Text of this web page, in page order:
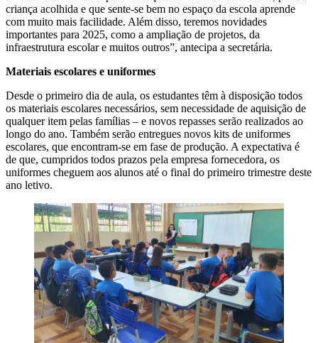
criança acolhida e que sente-se bem no espaço da escola aprende
com muito mais facilidade. Além disso, teremos novidades
importantes para 2025, como a ampliação de projetos, da
infraestrutura escolar e muitos outros”, antecipa a secretária.
Materiais escolares e uniformes
Desde o primeiro dia de aula, os estudantes têm à disposição todos
os materiais escolares necessários, sem necessidade de aquisição de
qualquer item pelas famílias – e novos repasses serão realizados ao
longo do ano. Também serão entregues novos kits de uniformes
escolares, que encontram-se em fase de produção. A expectativa é
de que, cumpridos todos prazos pela empresa fornecedora, os
uniformes cheguem aos alunos até o final do primeiro trimestre deste
ano letivo.